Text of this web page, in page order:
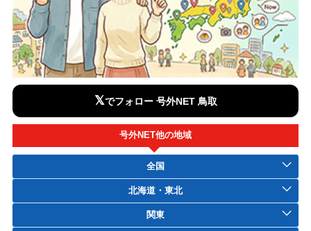
𝕏でフォロー 号外NET 鳥取
号外NET他の地域
全国
北海道・東北
関東